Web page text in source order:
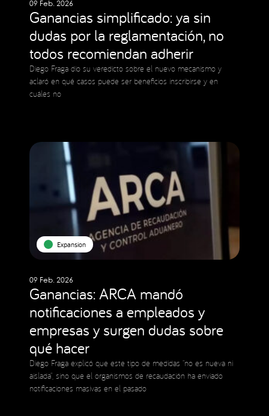
09 Feb. 2026
Ganancias simplificado: ya sin
dudas por la reglamentación, no
todos recomiendan adherir
Diego Fraga dio su veredicto sobre el nuevo mecanismo y
aclaró en qué casos puede ser beneficios inscribirse y en
cuáles no
Expansion
09 Feb. 2026
Ganancias: ARCA mandó
notificaciones a empleados y
empresas y surgen dudas sobre
qué hacer
Diego Fraga explicó que este tipo de medidas “no es nueva ni
aislada”, sino que el organismos de recaudación ha enviado
notificaciones masivas en el pasado